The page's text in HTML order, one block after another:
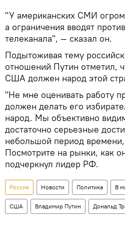
"У американских СМИ
а ограничения вводят
телеканала", — сказал он.
Подытоживая тему
отношений Путин отметил,
США должен народ этой
"Не мне оценивать работу
должен делать его
народ. Мы объективно
достаточно серьезные
небольшой период
Посмотрите на рынки, как
подчеркнул лидер РФ.
Россия Новости Политика В
США Владимир Путин Дональд